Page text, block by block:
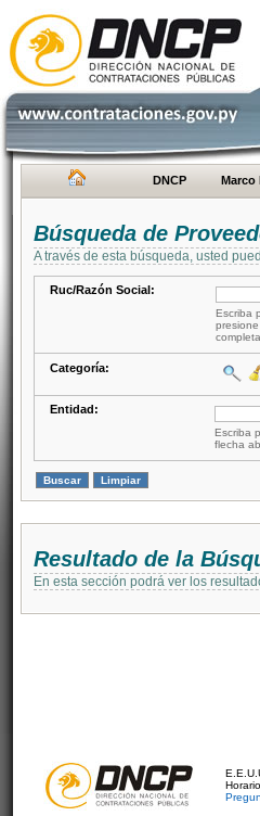
DNCP Marco
Búsqueda de
A través de esta búsqueda, usted
Ruc/Razón Social:
Escriba
completa
Categoría:
Entidad:
Escriba
flecha
Resultado de la
En esta sección podrá ver los